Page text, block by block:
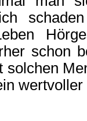
schon
solchen
wertvoller